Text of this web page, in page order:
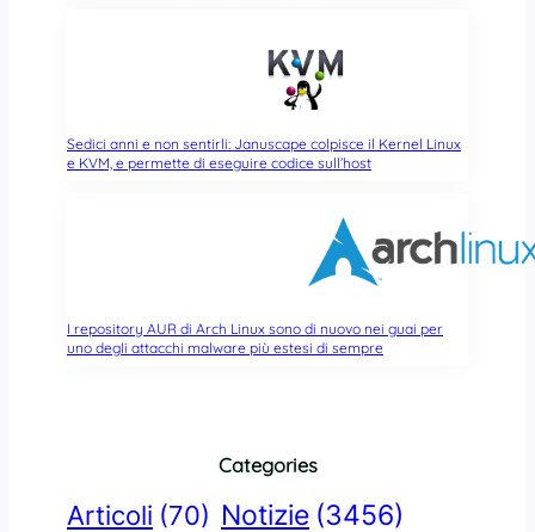
Sedici anni e non sentirli: Januscape colpisce il Kernel Linux
e KVM, e permette di eseguire codice sull’host
I repository AUR di Arch Linux sono di nuovo nei guai per
uno degli attacchi malware più estesi di sempre
Categories
Articoli (70) Notizie (3456)